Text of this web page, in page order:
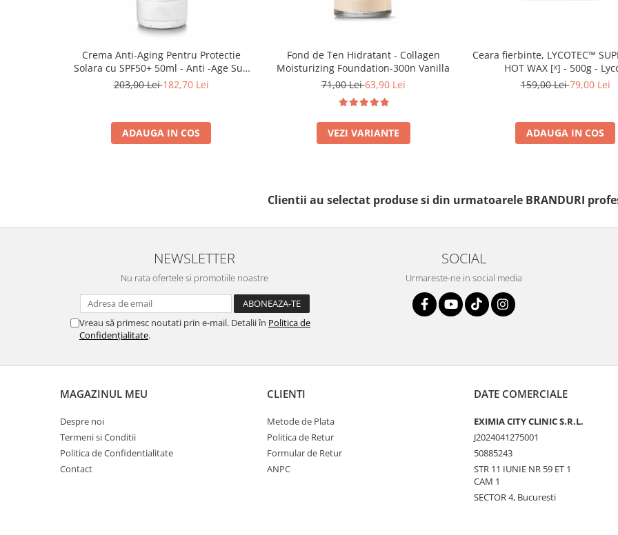
Crema Anti-Aging Pentru Protectie
Solara cu SPF50+ 50ml - Anti -Age Sun
Cream SPF50+ - Bruno Vassari
203,00 Lei182,70 Lei
ADAUGA IN COS
Fond de Ten Hidratant - Collagen
Moisturizing Foundation-300n Vanilla
71,00 Lei63,90 Lei
VEZI VARIANTE
Ceara fierbinte, LYCOTEC™
HOT WAX [ˣ] - 500g -
159,00 Lei79,00 Lei
ADAUGA IN COS
Clientii au selectat produse si din urmatoarele BRANDURI
NEWSLETTER
Nu rata ofertele si promotiile noastre
Vreau să primesc noutati prin e-mail. Detalii în Politica de
Confidențialitate.
SOCIAL
Urmareste-ne in social media
MAGAZINUL MEU
Despre noi
Termeni si Conditii
Politica de Confidentialitate
Contact
CLIENTI
Metode de Plata
Politica de Retur
Formular de Retur
ANPC
DATE COMERCIALE
EXIMIA CITY CLINIC S.R.L.
J2024041275001
50885243
STR 11 IUNIE NR 59 ET 1
CAM 1
SECTOR 4, Bucuresti